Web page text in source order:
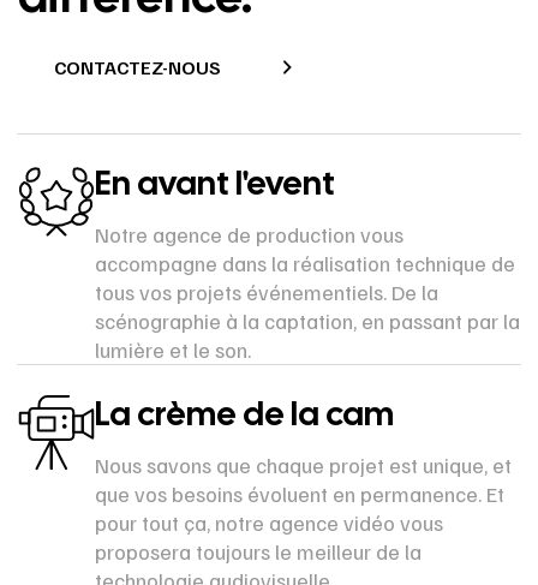
CONTACTEZ-NOUS
En avant l'event
Notre agence de production vous
accompagne dans la réalisation technique de
tous vos projets événementiels. De la
scénographie à la captation, en passant par la
lumière et le son.
La crème de la cam
Nous savons que chaque projet est unique, et
que vos besoins évoluent en permanence. Et
pour tout ça, notre agence vidéo vous
proposera toujours le meilleur de la